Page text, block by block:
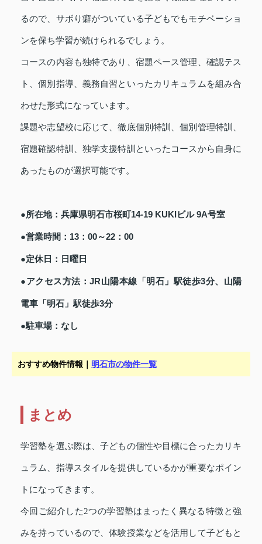
るので、サボり癖がついている子どもでもモチベーショ
ンを保ち学習が続けられるでしょう。
コースの内容も独特であり、宿題ペース管理、確認テス
ト、個別指導、義務自習といったカリキュラムを組み合
わせた形式になっています。
課題や志望校に応じて、徹底個別特訓、個別管理特訓、
宿題確認特訓、独学支援特訓といったコースから自身に
あったものが選択可能です。
●所在地：兵庫県明石市桜町14-19 KUKIビル 9A号室
●営業時間：13：00～22：00
●定休日：日曜日
●アクセス方法：JR山陽本線「明石」駅徒歩3分、山陽
電車「明石」駅徒歩3分
●駐車場：なし
おすすめ物件情報｜ 明石市の物件一覧
まとめ
学習塾を選ぶ際は、子どもの個性や目標に合ったカリキ
ュラム、指導スタイルを提供しているかが重要なポイン
トになってきます。
今回ご紹介した2つの学習塾はまったく異なる特徴と強
みを持っているので、体験授業などを活用して子どもと